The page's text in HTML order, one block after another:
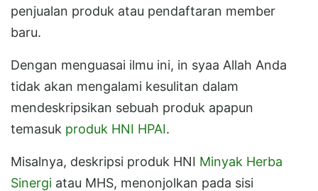
penjualan produk atau pendaftaran member
baru.
Dengan menguasai ilmu ini, in syaa Allah Anda
tidak akan mengalami kesulitan dalam
mendeskripsikan sebuah produk apapun
temasuk produk HNI HPAI.
Misalnya, deskripsi produk HNI Minyak Herba
Sinergi atau MHS, menonjolkan pada sisi